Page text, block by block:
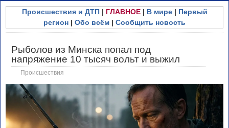
Происшествия и ДТП| ГЛАВНОЕ| В мире| Первый
регион | Обо всём | Сообщить новость
Рыболов из Минска попал под
напряжение 10 тысяч вольт и выжил
Происшествия